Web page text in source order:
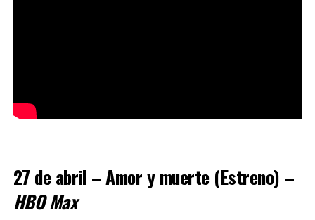
=====
27 de abril – Amor y muerte (Estreno) –
HBO Max